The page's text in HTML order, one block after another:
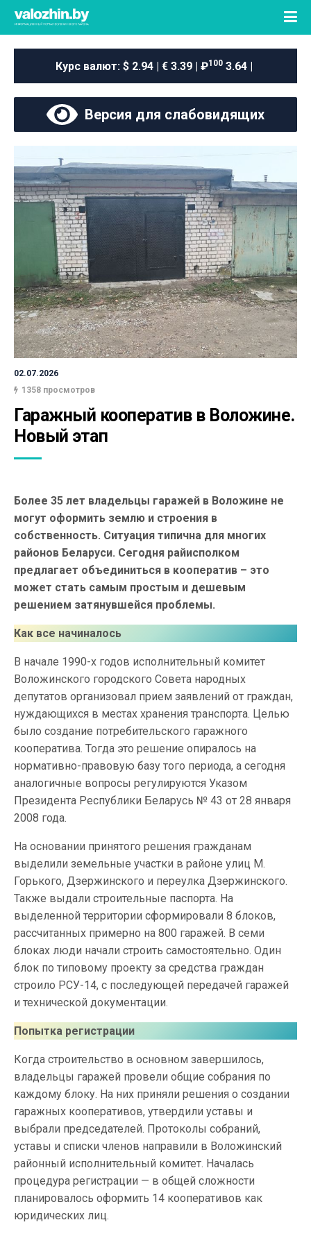
Курс валют: $ 2.94 | € 3.39 | ₽100 3.64 |
Версия для слабовидящих
02.07.2026
1358 просмотров
Гаражный кооператив в Воложине.
Новый этап
Более 35 лет владельцы гаражей в Воложине не
могут оформить землю и строения в
собственность. Ситуация типична для многих
районов Беларуси. Сегодня райисполком
предлагает объединиться в кооператив – это
может стать самым простым и дешевым
решением затянувшейся проблемы.
Как все начиналось
В начале 1990-х годов исполнительный комитет
Воложинского городского Совета народных
депутатов организовал прием заявлений от граждан,
нуждающихся в местах хранения транспорта. Целью
было создание потребительского гаражного
кооператива. Тогда это решение опиралось на
нормативно-правовую базу того периода, а сегодня
аналогичные вопросы регулируются Указом
Президента Республики Беларусь № 43 от 28 января
2008 года.
На основании принятого решения гражданам
выделили земельные участки в районе улиц М.
Горького, Дзержинского и переулка Дзержинского.
Также выдали строительные паспорта. На
выделенной территории сформировали 8 блоков,
рассчитанных примерно на 800 гаражей. В семи
блоках люди начали строить самостоятельно. Один
блок по типовому проекту за средства граждан
строило РСУ-14, с последующей передачей гаражей
и технической документации.
Попытка регистрации
Когда строительство в основном завершилось,
владельцы гаражей провели общие собрания по
каждому блоку. На них приняли решения о создании
гаражных кооперативов, утвердили уставы и
выбрали председателей. Протоколы собраний,
уставы и списки членов направили в Воложинский
районный исполнительный комитет. Началась
процедура регистрации — в общей сложности
планировалось оформить 14 кооперативов как
юридических лиц.